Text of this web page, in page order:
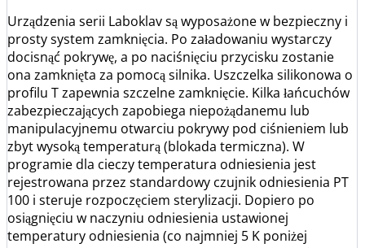
Urządzenia serii Laboklav są wyposażone w bezpieczny i
prosty system zamknięcia. Po załadowaniu wystarczy
docisnąć pokrywę, a po naciśnięciu przycisku zostanie
ona zamknięta za pomocą silnika. Uszczelka silikonowa o
profilu T zapewnia szczelne zamknięcie. Kilka łańcuchów
zabezpieczających zapobiega niepożądanemu lub
manipulacyjnemu otwarciu pokrywy pod ciśnieniem lub
zbyt wysoką temperaturą (blokada termiczna). W
programie dla cieczy temperatura odniesienia jest
rejestrowana przez standardowy czujnik odniesienia PT
100 i steruje rozpoczęciem sterylizacji. Dopiero po
osiągnięciu w naczyniu odniesienia ustawionej
temperatury odniesienia (co najmniej 5 K poniżej